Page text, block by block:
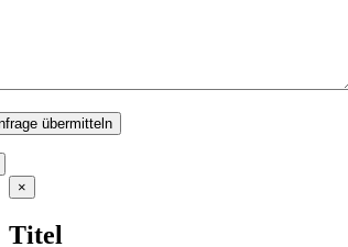
Close
product
view
×
Titel